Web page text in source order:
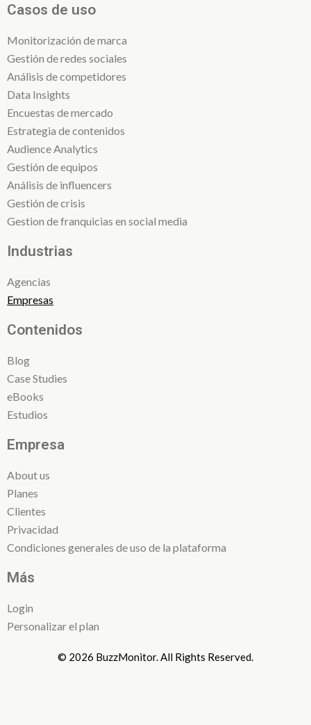
Casos de uso
Monitorización de marca
Gestión de redes sociales
Análisis de competidores
Data Insights
Encuestas de mercado
Estrategia de contenidos
Audience Analytics
Gestión de equipos
Análisis de influencers
Gestión de crisis
Gestion de franquicias en social media
Industrias
Agencias
Empresas
Contenidos
Blog
Case Studies
eBooks
Estudios
Empresa
About us
Planes
Clientes
Privacidad
Condiciones generales de uso de la plataforma
Más
Login
Personalizar el plan
© 2026 BuzzMonitor. All Rights Reserved.